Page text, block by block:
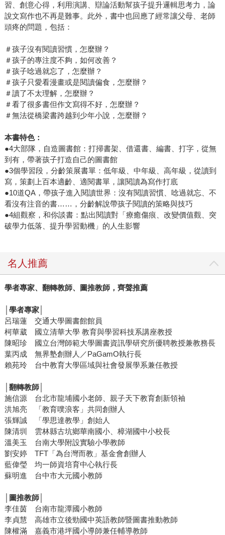
習、創意心得，利用演講、辯論活動幫孩子提升邏輯思考力，論
說文寫作也不再是難事。此外，書中也回應了經常讓父母、老師
頭疼的問題，包括：
＃孩子沒有閱讀習慣，怎麼辦？
＃孩子的專注度不夠，如何改善？
＃孩子唸過就忘了，怎麼辦？
＃孩子只愛看漫畫或是閱讀偏食，怎麼辦？
＃讀了不太理解，怎麼辦？
＃看了很多書但作文寫得不好，怎麼辦？
＃無法從橋梁書跨越到少年小說，怎麼辦？
本書特色：
●4大部隊，自造圖書館：打掃書架、借還書、編書、打字，從無
到有，帶著孩子打造自己的圖書館
●3個學習段，分齡策展書單：低年級、中年級、高年級，從讀到
寫，策劃上百本適齡、適閱書單，讓閱讀為寫作打底
●10道QA，帶孩子進入閱讀世界：沒有閱讀習慣、唸過就忘、不
看沒有注音的書……，分齡解說帶孩子閱讀的策略與技巧
●4組觀察，和你談書：點出閱讀對「療癒傷痕、改變價值觀、突
破學力低落、提升學習動機」的人生影響
名人推薦
學者專家、翻轉教師、圖推教師，齊聲推薦
│學者專家│
呂瑞蓮 交通大學圖書館館員
柯華葳 國立清華大學 教育與學習科技系講座教授
陳昭珍 國立台灣師範大學圖書資訊學研究所優聘教授兼教務長
葉丙成 無界塾創辦人／PaGamO執行長
賴苑玲 台中教育大學區域與社會發展學系兼任教授
│翻轉教師│
施信源 台北市龍埔國小老師、親子天下教育創新領袖
洪旭亮 「教育噗浪客」共同創辦人
張輝誠 「學思達教學」創始人
陳清圳 雲林縣古坑鄉華南國小、樟湖國中小校長
溫美玉 台南大學附設實驗小學教師
劉安婷 TFT「為台灣而教」基金會創辦人
藍偉瑩 均一師資培育中心執行長
蘇明進 台中市大元國小教師
│圖推教師│
李佳茵 台南市龍潭國小教師
李貞慧 高雄市立後勁國中英語教師暨圖書推動教師
陳權滿 嘉義市港坪國小導師兼任輔導教師